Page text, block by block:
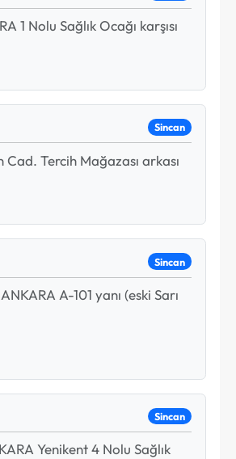
Nolu Sağlık Ocağı karşısı
Sincan
Tercih Mağazası arkası
Sincan
A-101 yanı (eski Sarı
Sincan
Yenikent 4 Nolu Sağlık